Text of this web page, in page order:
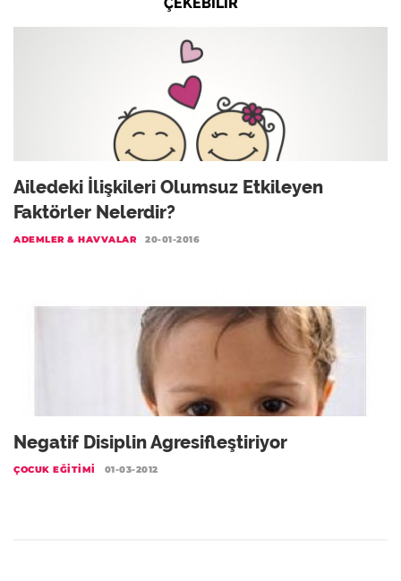
Ailedeki İlişkileri Olumsuz Etkileyen
Faktörler Nelerdir?
ADEMLER & HAVVALAR 20-01-2016
Negatif Disiplin Agresifleştiriyor
ÇOCUK EĞITIMI 01-03-2012